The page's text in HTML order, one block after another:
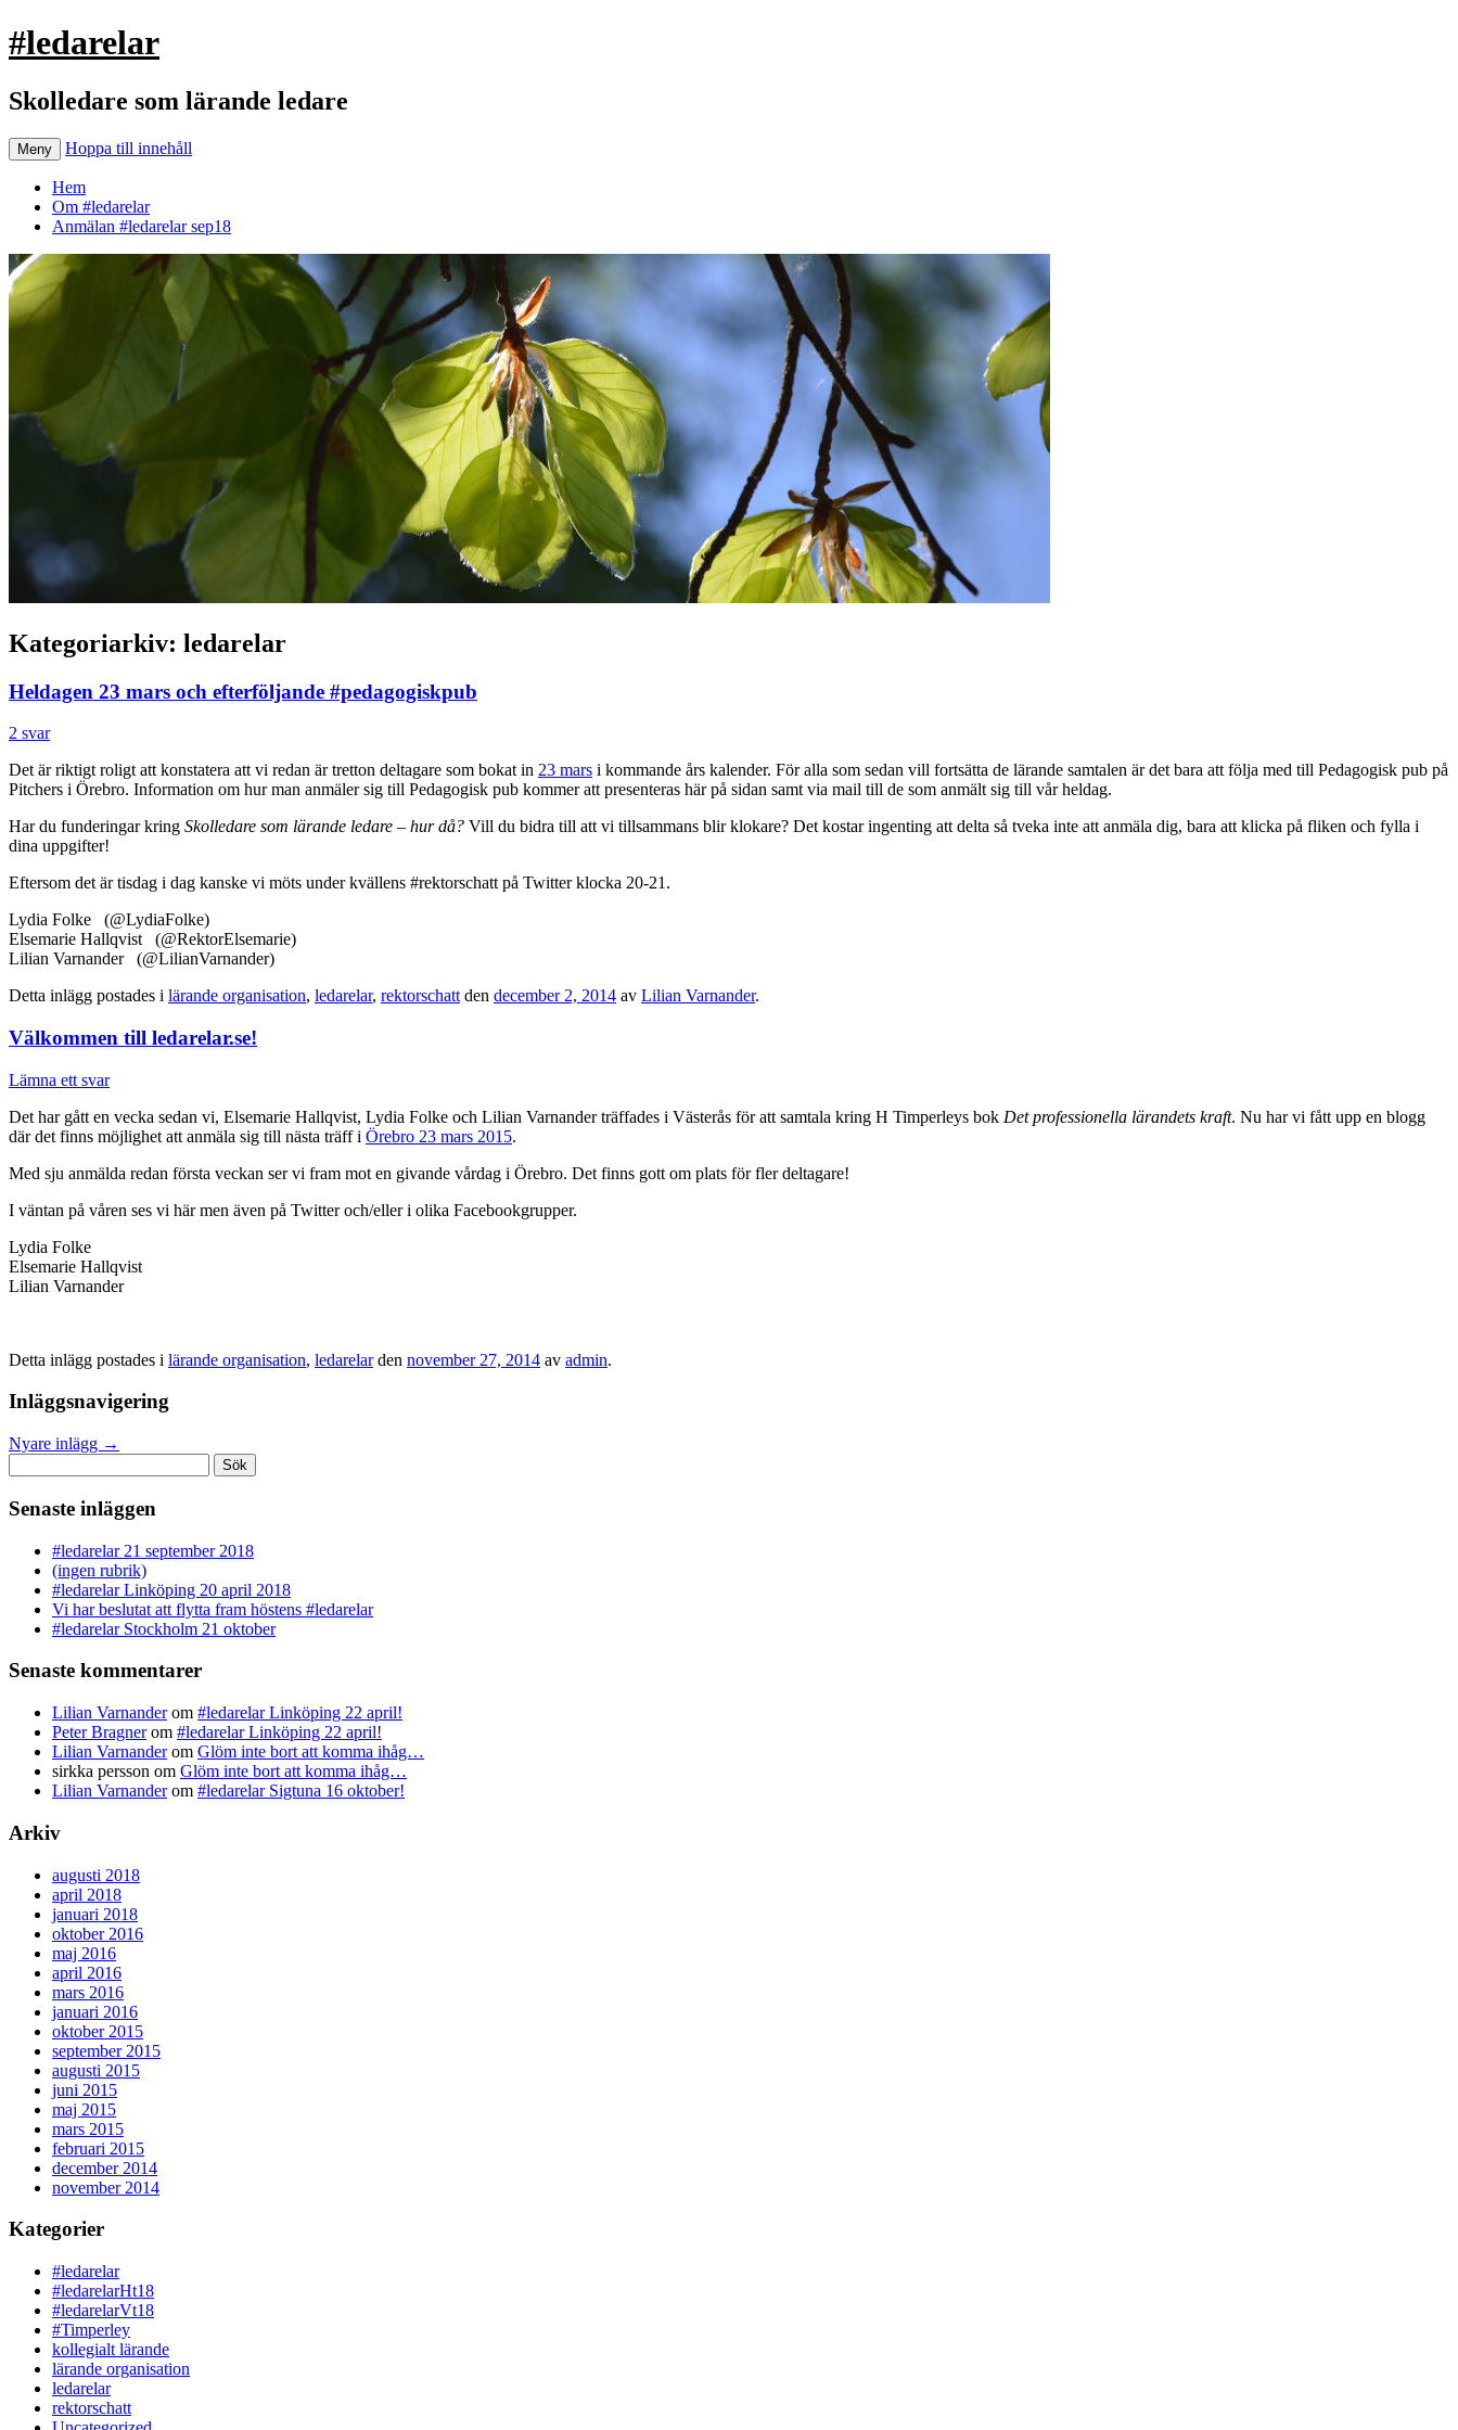
#ledarelar
Skolledare som lärande ledare
Meny Hoppa till innehåll
Hem
Om #ledarelar
Anmälan #ledarelar sep18
Kategoriarkiv: ledarelar
Heldagen 23 mars och efterföljande #pedagogiskpub
2 svar
Det är riktigt roligt att konstatera att vi redan är tretton deltagare som bokat in 23 mars i kommande års kalender. För alla som sedan vill fortsätta de lärande samtalen är det bara att följa med till Pedagogisk pub på
Pitchers i Örebro. Information om hur man anmäler sig till Pedagogisk pub kommer att presenteras här på sidan samt via mail till de som anmält sig till vår heldag.
Har du funderingar kring Skolledare som lärande ledare – hur då? Vill du bidra till att vi tillsammans blir klokare? Det kostar ingenting att delta så tveka inte att anmäla dig, bara att klicka på fliken och fylla i
dina uppgifter!
Eftersom det är tisdag i dag kanske vi möts under kvällens #rektorschatt på Twitter klocka 20-21.
Lydia Folke (@LydiaFolke)
Elsemarie Hallqvist (@RektorElsemarie)
Lilian Varnander (@LilianVarnander)
Detta inlägg postades i lärande organisation, ledarelar, rektorschatt den december 2, 2014 av Lilian Varnander.
Välkommen till ledarelar.se!
Lämna ett svar
Det har gått en vecka sedan vi, Elsemarie Hallqvist, Lydia Folke och Lilian Varnander träffades i Västerås för att samtala kring H Timperleys bok Det professionella lärandets kraft. Nu har vi fått upp en blogg
där det finns möjlighet att anmäla sig till nästa träff i Örebro 23 mars 2015.
Med sju anmälda redan första veckan ser vi fram mot en givande vårdag i Örebro. Det finns gott om plats för fler deltagare!
I väntan på våren ses vi här men även på Twitter och/eller i olika Facebookgrupper.
Lydia Folke
Elsemarie Hallqvist
Lilian Varnander
Detta inlägg postades i lärande organisation, ledarelarden november 27, 2014 av admin.
Inläggsnavigering
Nyare inlägg →
efter:
Senaste inläggen
#ledarelar 21 september 2018
(ingen rubrik)
#ledarelar Linköping 20 april 2018
Vi har beslutat att flytta fram höstens #ledarelar
#ledarelar Stockholm 21 oktober
Senaste kommentarer
Lilian Varnanderom #ledarelar Linköping 22 april!
Peter Bragnerom #ledarelar Linköping 22 april!
Lilian Varnanderom Glöm inte bort att komma ihåg…
sirkka persson om Glöm inte bort att komma ihåg…
Lilian Varnanderom #ledarelar Sigtuna 16 oktober!
Arkiv
augusti 2018
april 2018
januari 2018
oktober 2016
maj 2016
april 2016
mars 2016
januari 2016
oktober 2015
september 2015
augusti 2015
juni 2015
maj 2015
mars 2015
februari 2015
december 2014
november 2014
Kategorier
#ledarelar
#ledarelarHt18
#ledarelarVt18
#Timperley
kollegialt lärande
lärande organisation
ledarelar
rektorschatt